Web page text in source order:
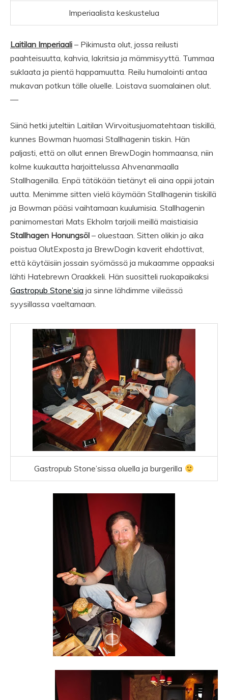
Imperiaalista keskustelua
Laitilan Imperiaali – Pikimusta olut, jossa reilusti
paahteisuutta, kahvia, lakritsia ja mämmisyyttä. Tummaa
suklaata ja pientä happamuutta. Reilu humalointi antaa
mukavan potkun tälle oluelle. Loistava suomalainen olut.
—
Siinä hetki juteltiin Laitilan Wirvoitusjuomatehtaan tiskillä,
kunnes Bowman huomasi Stallhagenin tiskin. Hän
paljasti, että on ollut ennen BrewDogin hommaansa, niin
kolme kuukautta harjoittelussa Ahvenanmaalla
Stallhagenilla. Enpä tätäkään tietänyt eli aina oppii jotain
uutta. Menimme sitten vielä käymään Stallhagenin tiskillä
ja Bowman pääsi vaihtamaan kuulumisia. Stallhagenin
panimomestari Mats Ekholm tarjoili meillä maistiaisia
Stallhagen Honungsöl – oluestaan. Sitten olikin jo aika
poistua OlutExposta ja BrewDogin kaverit ehdottivat,
että käytäisiin jossain syömässä ja mukaamme oppaaksi
lähti Hatebrewn Oraakkeli. Hän suositteli ruokapaikaksi
Gastropub Stone’sia ja sinne lähdimme viileässä
syysillassa vaeltamaan.
Gastropub Stone’sissa oluella ja burgerilla